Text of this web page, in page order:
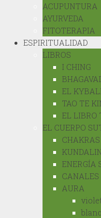
ACUPUNTURA
AYURVEDA
FITOTERAPIA
ESPIRITUALIDAD
LIBROS
I CHING
EL
TAO TE
EL LIBRO
EL CUERPO
CHAKRAS
ENERGÍA
AURA